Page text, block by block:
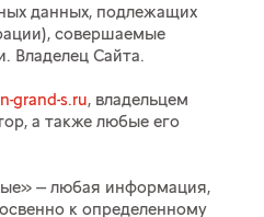
данных, подлежащих
совершаемые
Владелец Сайта.
grand-s.ru, владельцем
а также любые его
--- любая информация,
к определенному